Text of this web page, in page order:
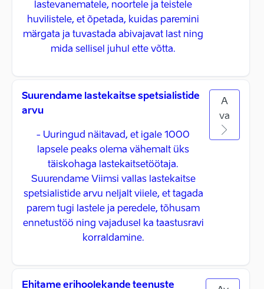
lastevanematele, noortele ja teistele
huvilistele, et õpetada, kuidas paremini
märgata ja tuvastada abivajavat last ning
mida sellisel juhul ette võtta.
Suurendame lastekaitse spetsialistide
arvu
- Uuringud näitavad, et igale 1000
lapsele peaks olema vähemalt üks
täiskohaga lastekaitsetöötaja.
Suurendame Viimsi vallas lastekaitse
spetsialistide arvu neljalt viiele, et tagada
parem tugi lastele ja peredele, tõhusam
ennetustöö ning vajadusel ka taastusravi
korraldamine.
A
va
Ehitame erihoolekande teenuste